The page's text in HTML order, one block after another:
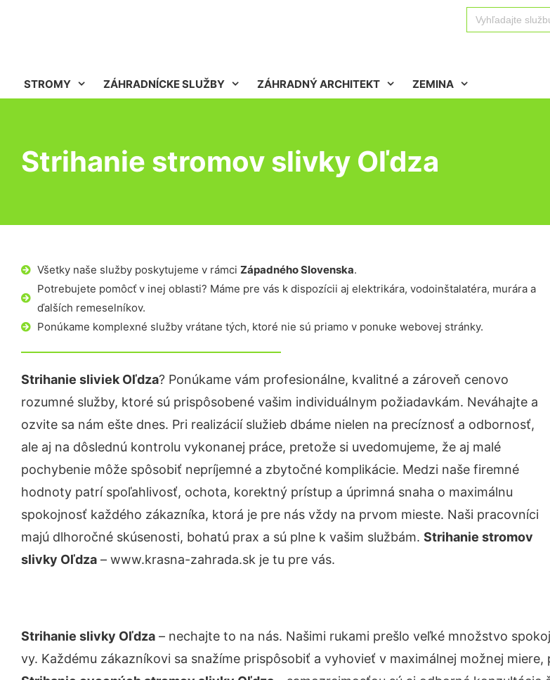
Search
for:
STROMY ZÁHRADNÍCKE SLUŽBY ZÁHRADNÝ ARCHITEKT ZEMINA
Strihanie stromov slivky Oľdza
Všetky naše služby poskytujeme v rámci Západného Slovenska.
Potrebujete pomôcť v inej oblasti? Máme pre vás k dispozícii aj elektrikára, vodoinštalatéra, murára a
ďalších remeselníkov.
Ponúkame komplexné služby vrátane tých, ktoré nie sú priamo v ponuke webovej stránky.
Strihanie sliviek Oľdza? Ponúkame vám profesionálne, kvalitné a zároveň cenovo
rozumné služby, ktoré sú prispôsobené vašim individuálnym požiadavkám. Neváhajte a
ozvite sa nám ešte dnes. Pri realizácií služieb dbáme nielen na precíznosť a odbornosť,
ale aj na dôslednú kontrolu vykonanej práce, pretože si uvedomujeme, že aj malé
pochybenie môže spôsobiť nepríjemné a zbytočné komplikácie. Medzi naše firemné
hodnoty patrí spoľahlivosť, ochota, korektný prístup a úprimná snaha o maximálnu
spokojnosť každého zákazníka, ktorá je pre nás vždy na prvom mieste. Naši pracovníci
majú dlhoročné skúsenosti, bohatú prax a sú plne k vašim službám. Strihanie stromov
slivky Oľdza – www.krasna-zahrada.sk je tu pre vás.
Strihanie slivky Oľdza – nechajte to na nás. Našimi rukami prešlo veľké množstvo
vy. Každému zákazníkovi sa snažíme prispôsobiť a vyhovieť v maximálnej možnej